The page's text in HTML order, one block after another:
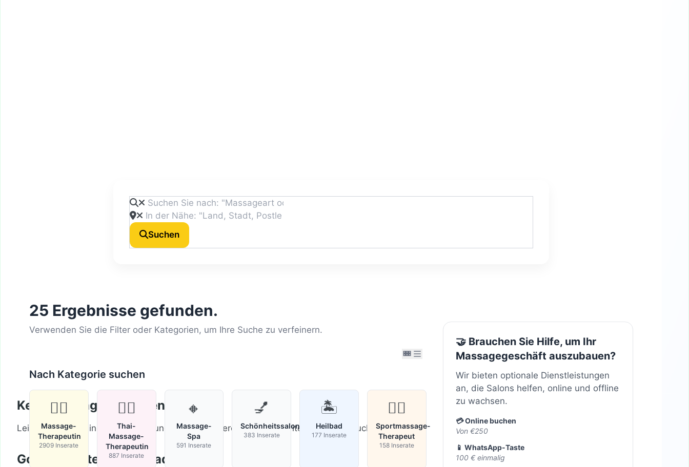
Keine Einträge gefunden
Leider wurden keine Einträge gefunden. Bitte ändere deine Suchkriterien und versuche es erneut.
Google-Karte nicht geladen
Suchen
25 Ergebnisse gefunden.
Verwenden Sie die Filter oder Kategorien, um Ihre Suche zu verfeinern.
Nach Kategorie suchen
💆‍♂️
Massage-
Therapeutin
2909 Inserate
🧘‍♀️
Thai-
Massage-
Therapeutin
887 Inserate
🔸
Massage-
Spa
591 Inserate
💅
Schönheitssalon
383 Inserate
🏝️
Heilbad
177 Inserate
🏋️‍♀️
Sportmassage-
Therapeut
158 Inserate
🤝 Brauchen Sie Hilfe, um Ihr
Massagegeschäft auszubauen?
Wir bieten optionale Dienstleistungen
an, die Salons helfen, online und offline
zu wachsen.
💳 Online buchen
Von €250
📱 WhatsApp-Taste
100 € einmalig